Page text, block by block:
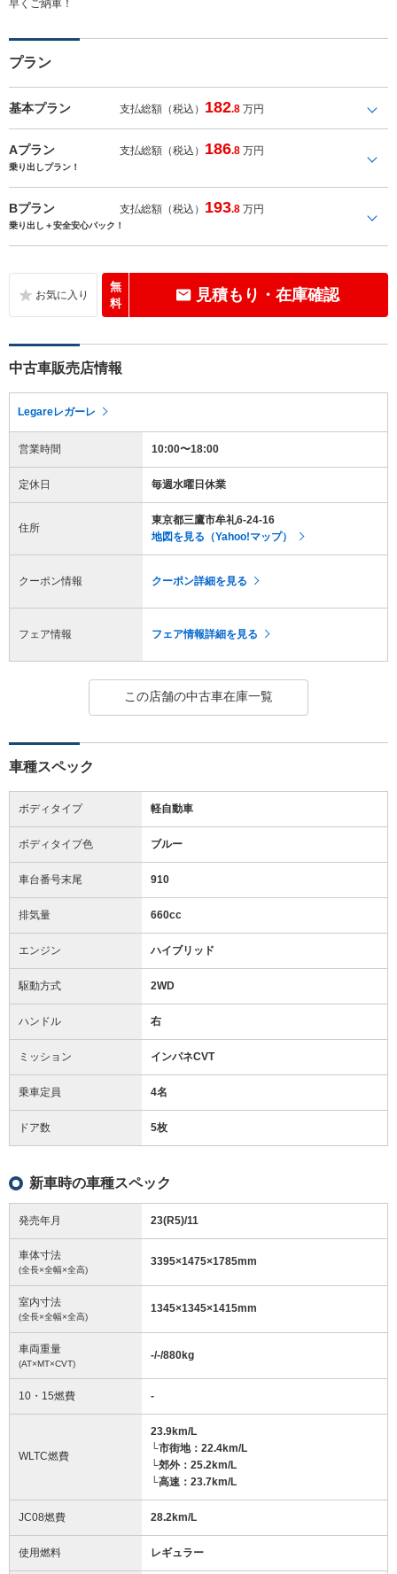
早くご納車！
プラン
基本プラン 支払総額（税込） 182.8 万円
Aプラン 支払総額（税込） 186.8 万円
乗り出しプラン！
Bプラン 支払総額（税込） 193.8 万円
乗り出し＋安全安心パック！
無
料
見積もり・在庫確認
中古車販売店情報
Legareレガーレ
営業時間 10:00〜18:00
定休日 毎週水曜日休業
住所
東京都三鷹市牟礼6-24-16
地図を見る（Yahoo!マップ）
クーポン情報 クーポン詳細を見る
フェア情報 フェア情報詳細を見る
この店舗の中古車在庫一覧
車種スペック
ボディタイプ 軽自動車
ボディタイプ色 ブルー
車台番号末尾 910
排気量 660cc
エンジン ハイブリッド
駆動方式 2WD
ハンドル 右
ミッション インパネCVT
乗車定員 4名
ドア数 5枚
新車時の車種スペック
発売年月 23(R5)/11
車体寸法
(全長×全幅×全高)
3395×1475×1785mm
室内寸法
(全長×全幅×全高)
1345×1345×1415mm
車両重量
(AT×MT×CVT)
-/-/880kg
10・15燃費 -
WLTC燃費
23.9km/L
└市街地：22.4km/L
└郊外：25.2km/L
└高速：23.7km/L
JC08燃費 28.2km/L
使用燃料 レギュラー